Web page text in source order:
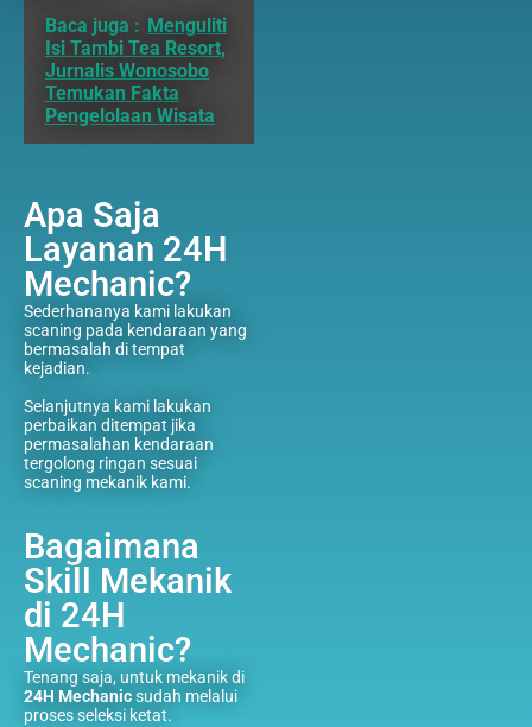
Baca juga : Menguliti
Isi Tambi Tea Resort,
Jurnalis Wonosobo
Temukan Fakta
Pengelolaan Wisata
Apa Saja
Layanan 24H
Mechanic?
Sederhananya kami lakukan
scaning pada kendaraan yang
bermasalah di tempat
kejadian.
Selanjutnya kami lakukan
perbaikan ditempat jika
permasalahan kendaraan
tergolong ringan sesuai
scaning mekanik kami.
Bagaimana
Skill Mekanik
di 24H
Mechanic?
Tenang saja, untuk mekanik di
24H Mechanicsudah melalui
proses seleksi ketat.